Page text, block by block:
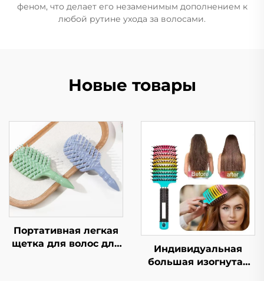
феном, что делает его незаменимым дополнением к
любой рутине ухода за волосами.
Новые товары
Портативная легкая
щетка для волос для
Индивидуальная
большая изогнутая